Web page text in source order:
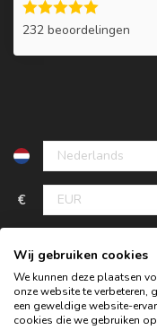
232 beoordelingen
€
Wij gebruiken cookies
We kunnen deze plaatsen
onze website te verbeteren,
een geweldige website-
cookies die we gebruiken